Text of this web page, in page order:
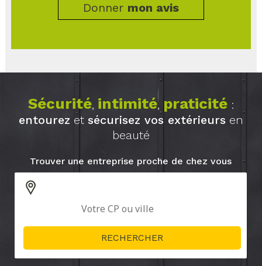
Donner mon avis
Sécurité, intimité, praticité:
entourez et sécurisez vos extérieurs en
beauté
Trouver une entreprise proche de chez vous